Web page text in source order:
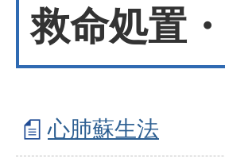
救命処置
心肺蘇生法